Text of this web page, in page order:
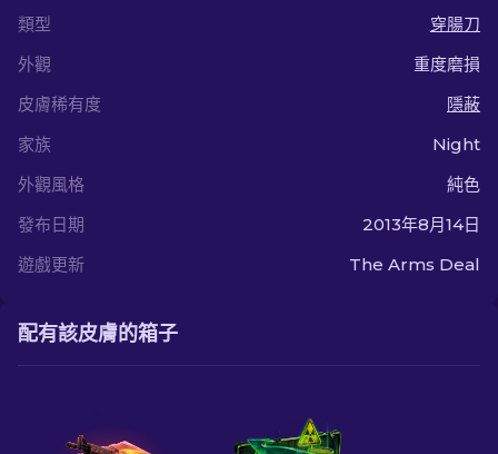
類型
穿腸刀
外觀
重度磨損
皮膚稀有度
隱蔽
家族
Night
外觀風格
純色
發布日期
2013年8月14日
遊戲更新
The Arms Deal
配有該皮膚的箱子